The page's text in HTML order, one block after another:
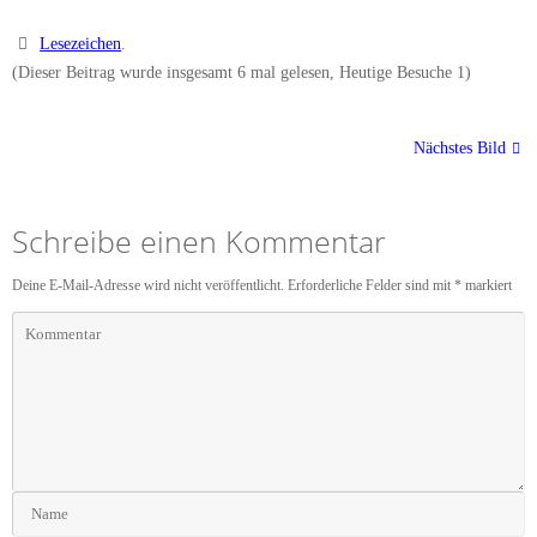
Lesezeichen
(Dieser Beitrag wurde insgesamt 6 mal gelesen, Heutige Besuche 1)
Nächstes Bild
Schreibe einen Kommentar
Deine E-Mail-Adresse wird nicht veröffentlicht. Erforderliche Felder sind mit * markiert